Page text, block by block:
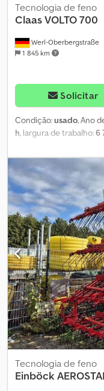
Werl-Oberbergstraße
1 845 km
Tecnologia de feno
ClaasVOLTO 700
Solicitar
Condição:usado, Ano
h, largura de trabalho:6
6 rotores em
braços de dentes
Csdpszqpu Asfx
Conceito de fluxo de
Tecnologia de feno
Einböck